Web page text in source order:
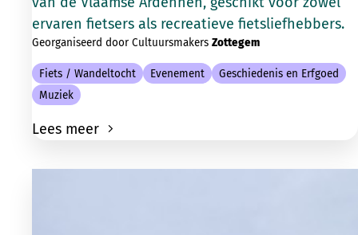
ervaren fietsers als recreatieve fietsliefhebbers.
Georganiseerd door Cultuursmakers Zottegem
Fiets / Wandeltocht Evenement
Geschiedenis en Erfgoed
Muziek
Lees meer